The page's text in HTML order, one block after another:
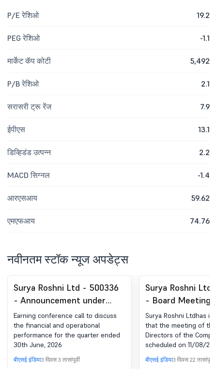
P/E रेशिओ 19.2
PEG रेशिओ -1.1
मार्केट कॅप कोटी 5,492
P/B रेशिओ 2.1
सरासरी ट्रू रेंज 7.9
ईपीएस 13.1
डिव्हिडंड उत्पन्न 2.2
MACD सिग्नल -1.4
आरएसआय 59.62
एमएफआय 74.76
नवीनतम स्टॉक न्यूज अपडेट्स
Surya Roshni Ltd - 500336
- Announcement under
Regulation 30 (LODR)-
Analyst / Investor Meet -
Intimation
Earning conference call to discuss
the financial and operational
performance for the quarter ended
30th June, 2026
बीएसई इंडिया3 दिवस 3 तासांपूर्वी
Surya Roshni Ltd
- Board Meeting
for Considering
Unaudited
For The Quarter
30Th June, 2026,
Surya Roshni Ltdhas
that the meeting of
Directors of the
scheduled on 11/08/
to consider and
financial results for
बीएसई इंडिया3 दिवस 22 तासांपूर्वी